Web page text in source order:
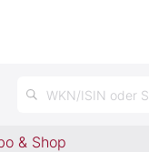
WKN/ISIN oder
& Shop